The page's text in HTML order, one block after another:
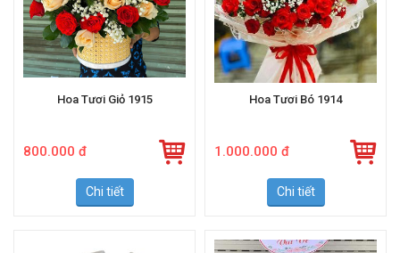
Chi tiết Chi tiết